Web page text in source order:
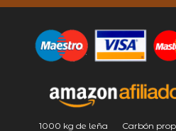
1000 kg de leña Carbón